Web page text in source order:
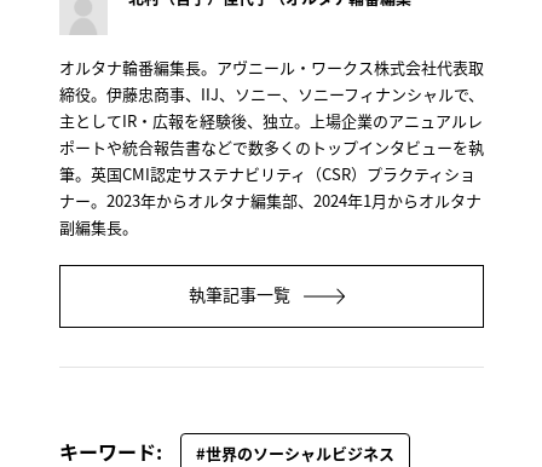
オルタナ輪番編集長。アヴニール・ワークス株式会社代表取
締役。伊藤忠商事、IIJ、ソニー、ソニーフィナンシャルで、
主としてIR・広報を経験後、独立。上場企業のアニュアルレ
ポートや統合報告書などで数多くのトップインタビューを執
筆。英国CMI認定サステナビリティ（CSR）プラクティショ
ナー。2023年からオルタナ編集部、2024年1月からオルタナ
副編集長。
執筆記事一覧
キーワード: #世界のソーシャルビジネス